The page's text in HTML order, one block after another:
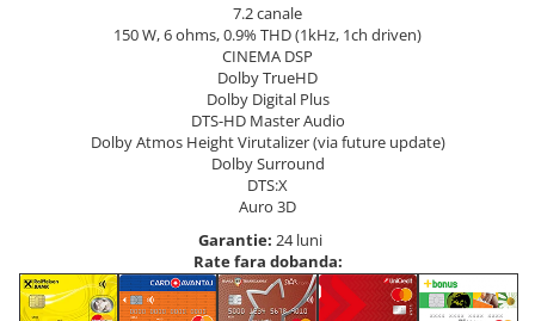
7.2 canale
150 W, 6 ohms, 0.9% THD (1kHz, 1ch driven)
CINEMA DSP
Dolby TrueHD
Dolby Digital Plus
DTS-HD Master Audio
Dolby Atmos Height Virutalizer (via future update)
Dolby Surround
DTS:X
Auro 3D
Garantie: 24 luni
Rate fara dobanda: